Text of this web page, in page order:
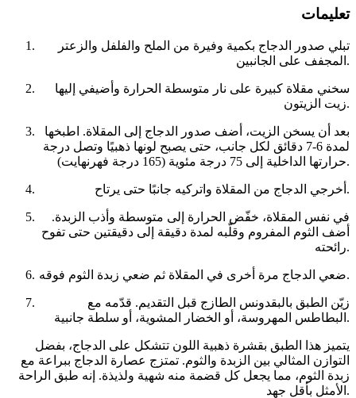
تعليمات
تبلي صدور الدجاج بكمية وفيرة من الملح والفلفل والزعتر
المجفف على الجانبين.
سخني مقلاة كبيرة على نار متوسطة الحرارة وأضيفي إليها
زيت الزيتون.
بعد أن يسخن الزيت، أضف صدور الدجاج إلى المقلاة. اطبخها
لمدة 6-7 دقائق لكل جانب، حتى يصبح لونها ذهبيًا وتصل درجة
حرارتها الداخلية إلى 75 درجة مئوية (165 درجة فهرنهايت).
أخرجي الدجاج من المقلاة واتركيه جانبًا حتى يرتاح.
في نفس المقلاة، خفّض الحرارة إلى متوسطة وأذب الزبدة.
أضف الثوم المفروم وقلّبه لمدة دقيقة إلى دقيقتين حتى تفوح
رائحته.
ضعي الدجاج مرة أخرى في المقلاة ثم ضعي زبدة الثوم فوقه.
زيّن الطبق بالبقدونس الطازج قبل التقديم. قدّمه مع
البطاطس المهروسة، أو الخضار المشوية، أو سلطة جانبية.
يتميز هذا الطبق بقشرة ذهبية اللون تتشكل على الدجاج، بفضل
التوازن المثالي بين الزبدة والثوم. تمتزج عصارة الدجاج ببراعة مع
زبدة الثوم، مما يجعل كل قضمة منه شهية ولذيذة. إنه طبق الراحة
الأمثل بأقل جهد.